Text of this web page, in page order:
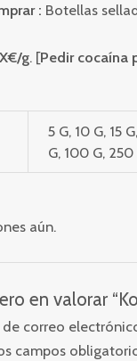
: Botellas
g. [Pedir cocaína
5 G, 10 G, 15
G, 100 G, 250
aún.
en valorar
correo
campos